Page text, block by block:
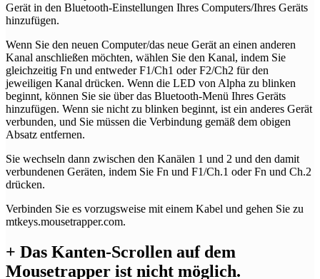
Gerät in den Bluetooth-Einstellungen Ihres Computers/Ihres Geräts
hinzufügen.
Wenn Sie den neuen Computer/das neue Gerät an einen anderen
Kanal anschließen möchten, wählen Sie den Kanal, indem Sie
gleichzeitig Fn und entweder F1/Ch1 oder F2/Ch2 für den
jeweiligen Kanal drücken. Wenn die LED von Alpha zu blinken
beginnt, können Sie sie über das Bluetooth-Menü Ihres Geräts
hinzufügen. Wenn sie nicht zu blinken beginnt, ist ein anderes Gerät
verbunden, und Sie müssen die Verbindung gemäß dem obigen
Absatz entfernen.
Sie wechseln dann zwischen den Kanälen 1 und 2 und den damit
verbundenen Geräten, indem Sie Fn und F1/Ch.1 oder Fn und Ch.2
drücken.
Verbinden Sie es vorzugsweise mit einem Kabel und gehen Sie zu
mtkeys.mousetrapper.com.
+ Das Kanten-Scrollen auf dem
Mousetrapper ist nicht möglich.